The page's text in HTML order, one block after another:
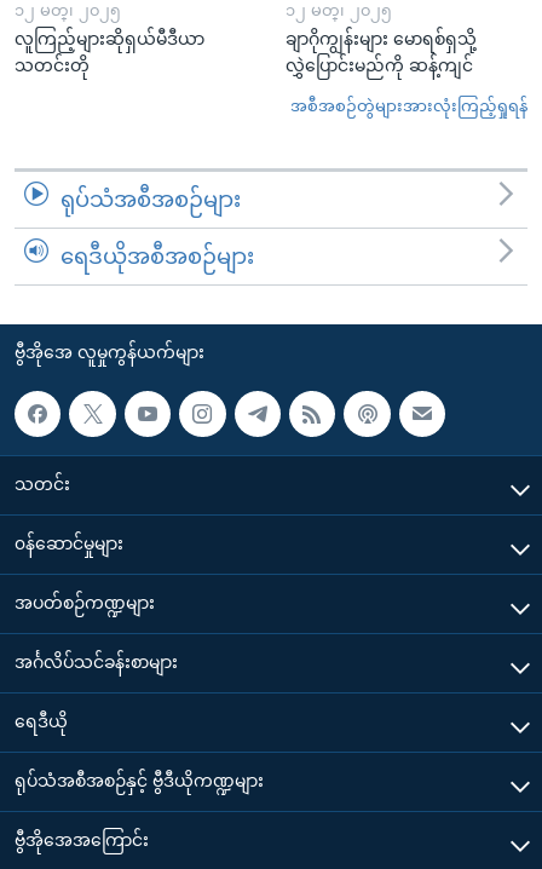
၁၂ မတ္၊ ၂၀၂၅
လူကြည့်များဆိုရှယ်မီဒီယာ
သတင်းတို
၁၂ မတ္၊ ၂၀၂၅
ချာဂိုကျွန်းများ မောရစ်ရှသို့
လွှဲပြောင်းမည်ကို ဆန့်ကျင်
အစီအစဉ်တွဲများအားလုံးကြည့်ရှုရန်
ရုပ်သံအစီအစဉ်များ
ရေဒီယိုအစီအစဉ်များ
ဗွီအိုအေ လူမှုကွန်ယက်များ
သတင်း
၀န်ဆောင်မှုများ
အပတ်စဉ်ကဏ္ဍများ
အင်္ဂလိပ်သင်ခန်းစာများ
ရေဒီယို
ရုပ်သံအစီအစဉ်နှင့် ဗွီဒီယိုကဏ္ဍများ
ဗွီအိုအေအကြောင်း